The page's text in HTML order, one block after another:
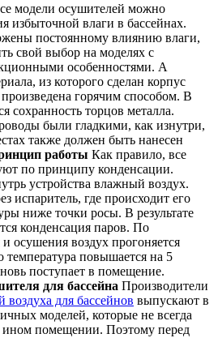
модели осушителей можно
избыточной влаги в бассейнах.
постоянному влиянию влаги,
свой выбор на моделях с
особенностями. А
из которого сделан корпус
горячим способом. В
сохранность торцов металла.
были гладкими, как изнутри,
также должен быть нанесен
работы Как правило, все
по принципу конденсации.
устройства влажный воздух.
испаритель, где происходит его
ниже точки росы. В результате
конденсация паров. По
осушения воздух прогоняется
температура повышается на 5
поступает в помещение.
для бассейна Производители
воздуха для бассейнов выпускают в
моделей, которые не всегда
ином помещении. Поэтому перед